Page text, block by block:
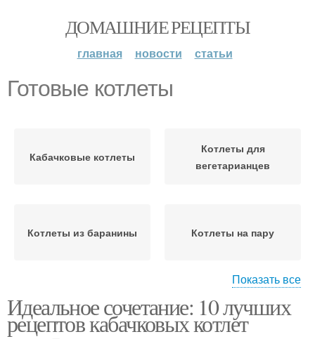
ДОМАШНИЕ РЕЦЕПТЫ
главная новости статьи
Готовые котлеты
Кабачковые котлеты
Котлеты для
вегетарианцев
Котлеты из баранины Котлеты на пару
Свиные котлеты Паровые котлеты
Показать все
Идеальное сочетание: 10 лучших
рецептов кабачковых котлет